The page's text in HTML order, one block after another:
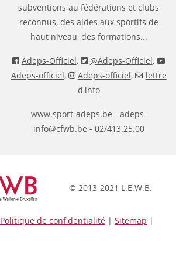
subventions au fédérations et clubs
reconnus, des aides aux sportifs de
haut niveau, des formations...
Adeps-Officiel, @Adeps-Officiel,
Adeps-officiel, Adeps-officiel,
lettre
d'info
www.sport-adeps.be - adeps-
info@cfwb.be - 02/413.25.00
© 2013-2021 L.E.W.B.
Politique de confidentialité | Sitemap |